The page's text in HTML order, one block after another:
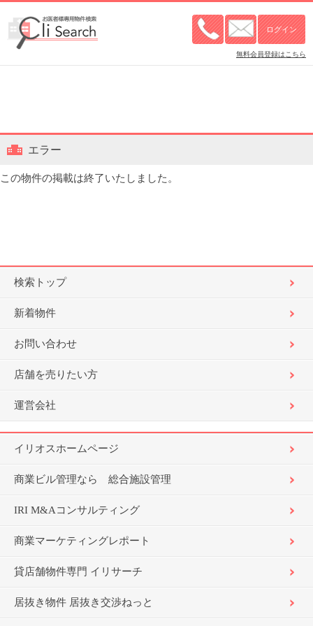
無料会員登録はこちら
エラー
この物件の掲載は終了いたしました。
検索トップ
新着物件
お問い合わせ
店舗を売りたい方
運営会社
イリオスホームページ
商業ビル管理なら 総合施設管理
IRI M&Aコンサルティング
商業マーケティングレポート
貸店舗物件専門 イリサーチ
居抜き物件 居抜き交渉ねっと